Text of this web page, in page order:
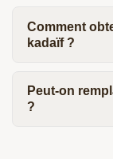
Comment
kadaïf ?
Peut-on
?